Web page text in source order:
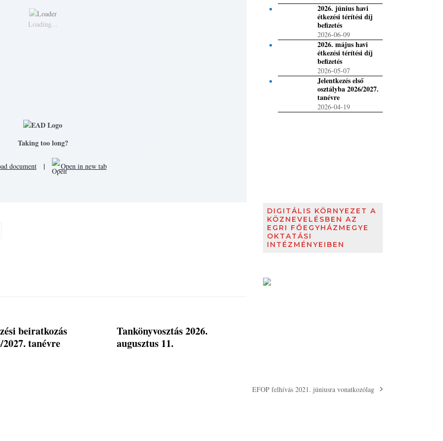
Loading...
Taking too long?
document | Open in new tab
beiratkozás
2027. tanévre
Tankönyvosztás 2026.
augusztus 11.
2026. június havi
étkezési térítési díj
befizetés
2026-06-09
2026. május havi
étkezési térítési díj
befizetés
2026-05-07
Jelentkezés első
osztályba 2026/2027.
tanévre
2026-04-19
DIGITÁLIS KÖRNYEZET A
KÖZNEVELÉSBEN AZ
EGRI FŐEGYHÁZMEGYE
OKTATÁSI
INTÉZMÉNYEIBEN
next
EFOP felhívás 2021. júniusra vonatkozólag